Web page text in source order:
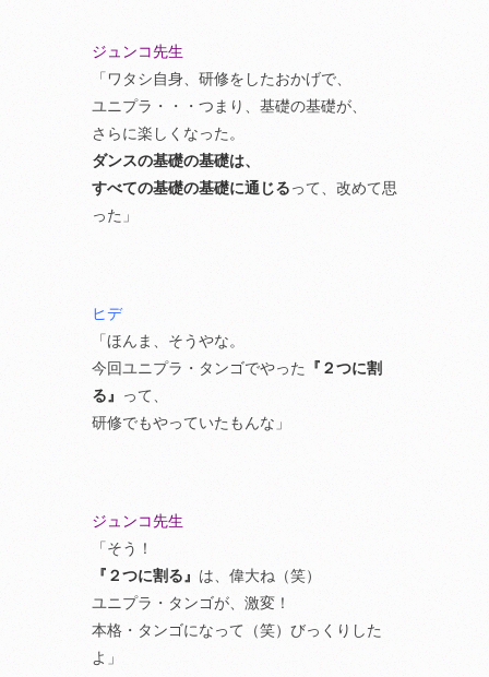
ジュンコ先生
「ワタシ自身、研修をしたおかげで、
ユニプラ・・・つまり、基礎の基礎が、
さらに楽しくなった。
ダンスの基礎の基礎は、
すべての基礎の基礎に通じるって、改めて思
った」
ヒデ
「ほんま、そうやな。
今回ユニプラ・タンゴでやった
『２つに割
る』
って、
研修でもやっていたもんな」
ジュンコ先生
「そう！
『２つに割る』 は、偉大ね（笑）
ユニプラ・タンゴが、激変！
本格・タンゴになって（笑）びっくりした
よ」